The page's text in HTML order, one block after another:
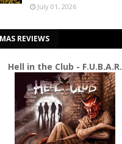
July 01, 2026
REVIEWS
Hell in the Club - F.U.B.A.R.